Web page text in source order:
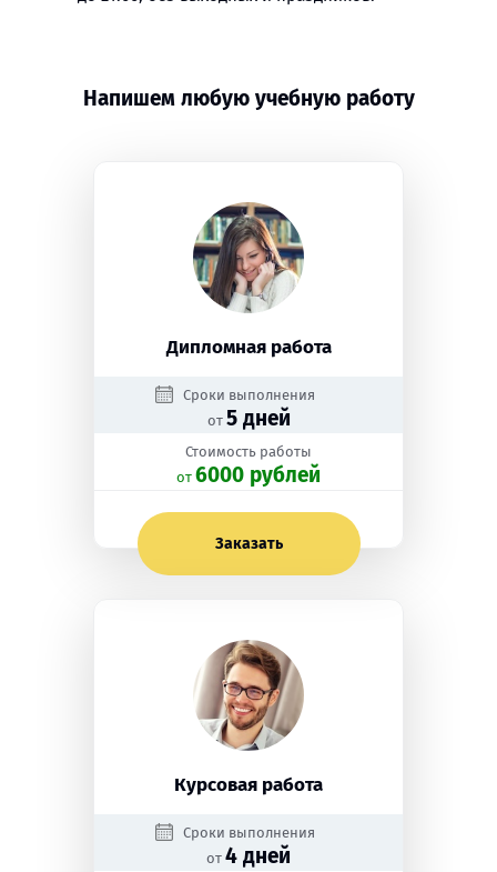
Напишем любую учебную работу
Дипломная работа
Сроки выполнения
от 5 дней
Стоимость работы
oт 6000 рублей
Заказать
Курсовая работа
Сроки выполнения
от 4 дней